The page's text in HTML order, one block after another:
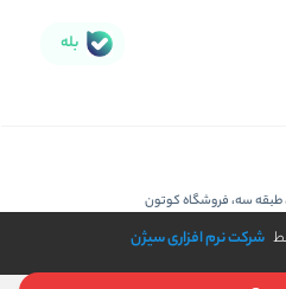
بله
طبقه سه، فروشگاه کوتون
شرکت نرم افزاری سیژن